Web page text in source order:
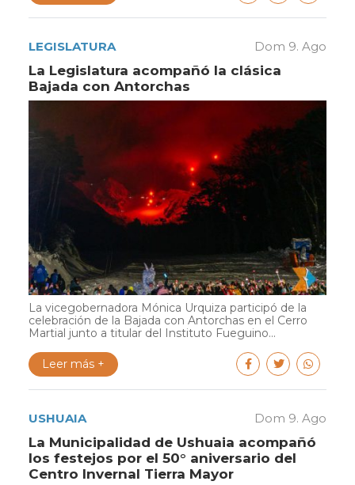
LEGISLATURA Dom 9. Ago
La Legislatura acompañó la clásica
Bajada con Antorchas
La vicegobernadora Mónica Urquiza participó de la
celebración de la Bajada con Antorchas en el Cerro
Martial junto a titular del Instituto Fueguino...
Leer más +
USHUAIA Dom 9. Ago
La Municipalidad de Ushuaia acompañó
los festejos por el 50° aniversario del
Centro Invernal Tierra Mayor